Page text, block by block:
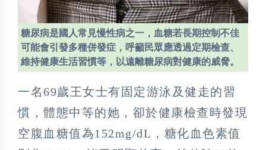
糖尿病是國人常見慢性病之一，血糖若長期控制不佳
可能會引發多種併發症，呼籲民眾應透過定期檢查、
維持健康生活習慣等，以遠離糖尿病對健康的威脅。
一名69歲王女士有固定游泳及健走的習
慣，體態中等的她，卻於健康檢查時發現
空腹血糖值為152mg/dL，糖化血色素值